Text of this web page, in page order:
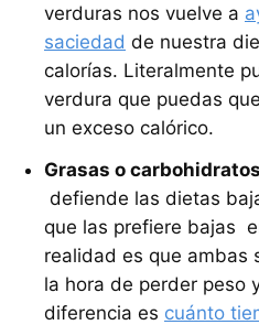
verduras nos vuelve a
saciedad de nuestra
calorías. Literalmente
verdura que puedas
un exceso calórico.
Grasas o
defiende las dietas
que las prefiere bajas
realidad es que ambas
la hora de perder peso
diferencia es cuánto